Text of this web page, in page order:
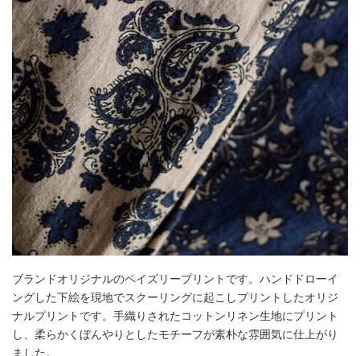
ブランドオリジナルのペイズリープリントです。ハンドドローイ
ングした下絵を現地でスクーリングに起こしプリントしたオリジ
ナルプリントです。手織りされたコットンリネン生地にプリント
し、柔らかくぼんやりとしたモチーフが素朴な雰囲気に仕上がり
ました。